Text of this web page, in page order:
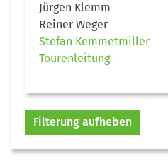
Jürgen Klemm
Reiner Weger
Stefan Kemmetmiller
Tourenleitung
Filterung aufheben